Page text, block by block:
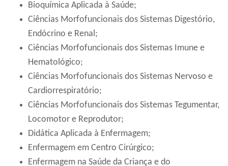
Bioquímica Aplicada à Saúde;
Ciências Morfofuncionais dos Sistemas Digestório,
Endócrino e Renal;
Ciências Morfofuncionais dos Sistemas Imune e
Hematológico;
Ciências Morfofuncionais dos Sistemas Nervoso e
Cardiorrespiratório;
Ciências Morfofuncionais dos Sistemas Tegumentar,
Locomotor e Reprodutor;
Didática Aplicada à Enfermagem;
Enfermagem em Centro Cirúrgico;
Enfermagem na Saúde da Criança e do